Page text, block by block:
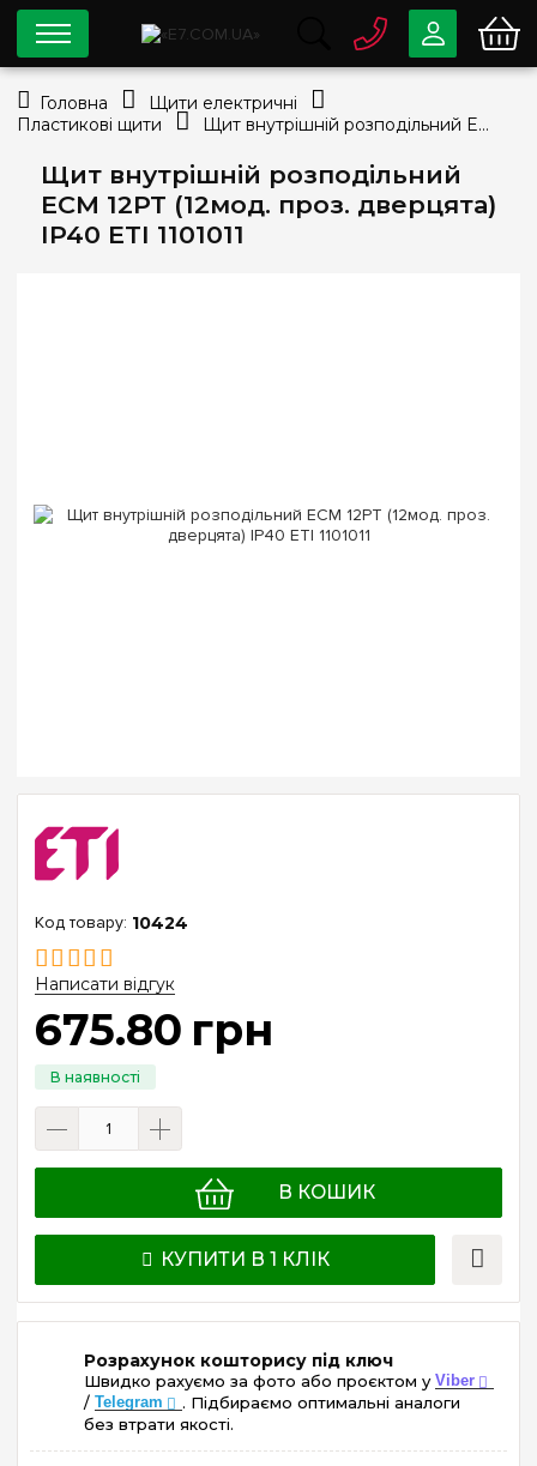
Щит внутрішній розподільний
ECM 12PT (12мод. проз. дверцята)
IP40 ETI 1101011
10424
Написати відгук
675.80 грн
В КОШИК
КУПИТИ В 1 КЛІК
Розрахунок кошторису під ключ
Швидко рахуємо за фото або проєктом у Viber
/ Telegram
. Підбираємо оптимальні аналоги
без втрати якості.
0 800
info@e7.com.ua
044334-79-78
Viber Telegram
Головна
Щити електричні
Пластикові щити
Щит внутрішній розподільний ECM 12PT (12мод. проз. дверцята) IP40 ETI 1101011